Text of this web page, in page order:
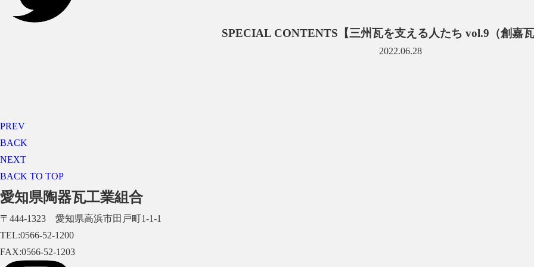
SPECIAL CONTENTS【三州瓦を支える人たち vol.9（創嘉瓦
2022.06.28
PREV
BACK
NEXT
BACK TO TOP
愛知県陶器瓦工業組合
〒444-1323 愛知県高浜市田戸町1-1-1
TEL:0566-52-1200
FAX:0566-52-1203